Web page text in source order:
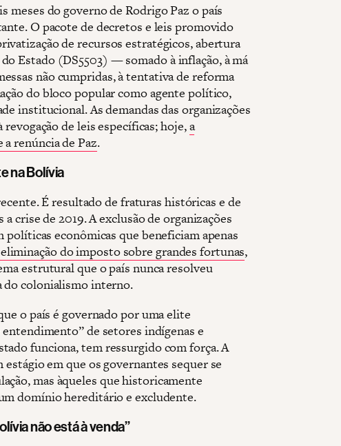
meses do governo de Rodrigo Paz o país
O pacote de decretos e leis promovido
de recursos estratégicos, abertura
Estado (DS5503) — somado à inflação, à má
não cumpridas, à tentativa de reforma
do bloco popular como agente político,
institucional. As demandas das organizações
de leis específicas; hoje,a
renúncia de Paz.
na Bolívia
É resultado de fraturas históricas e de
crise de 2019. A exclusão de organizações
políticas econômicas que beneficiam apenas
do imposto sobre grandes fortunas,
estrutural que o país nunca resolveu
do colonialismo interno.
o país é governado por uma elite
entendimento” de setores indígenas e
funciona, tem ressurgido com força. A
em que os governantes sequer se
mas àqueles que historicamente
domínio hereditário e excludente.
não está à venda”